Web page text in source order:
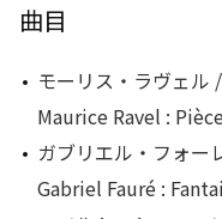
曲目
モーリス・ラヴェル
Maurice Ravel :
ガブリエル・フォー
Gabriel Fauré :